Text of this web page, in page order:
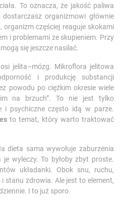
To oznacza, że jakość paliwa
organizmowi głównie
częściej reaguje skokami
i problemami ze skupieniem. Przy
się jeszcze nasilać.
jelita–mózg. Mikroflora jelitowa
i produkcję substancji
powodu po ciężkim okresie wiele
na brzuch”. To nie jest tylko
i psychiczne często idą w parze.
to temat, który warto traktować
dieta sama wywołuje zaburzenia
wyleczy. To byłoby zbyt proste.
układanki. Obok snu, ruchu,
stanu zdrowia. Ale jest to element,
I to już sporo.